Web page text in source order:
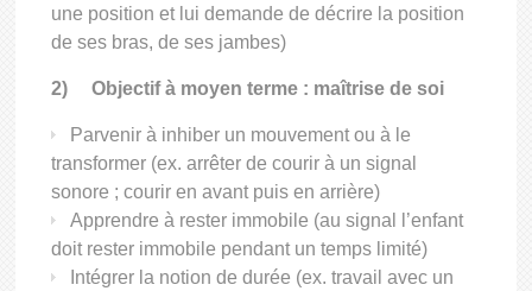
une position et lui demande de décrire la position
de ses bras, de ses jambes)
2)Objectif à moyen terme : maîtrise de soi
Parvenir à inhiber un mouvement ou à le
transformer (ex. arrêter de courir à un signal
sonore ; courir en avant puis en arrière)
Apprendre à rester immobile (au signal l’enfant
doit rester immobile pendant un temps limité)
Intégrer la notion de durée (ex. travail avec un